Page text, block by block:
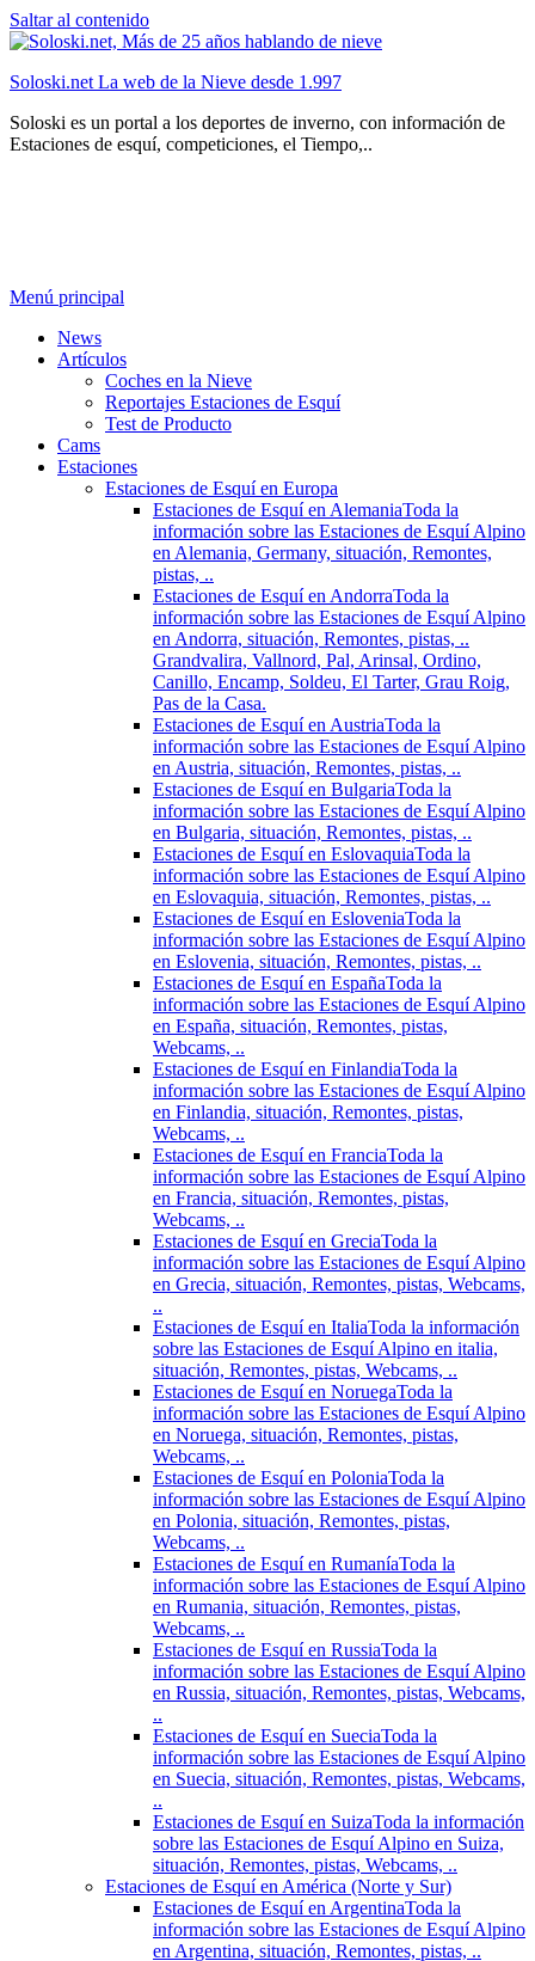
Saltar al contenido
Soloski.net La web de la Nieve desde 1.997
Soloski es un portal a los deportes de inverno, con información de
Estaciones de esquí, competiciones, el Tiempo,..
Menú principal
News
Artículos
Coches en la Nieve
Reportajes Estaciones de Esquí
Test de Producto
Cams
Estaciones
Estaciones de Esquí en Europa
Estaciones de Esquí en AlemaniaToda la
información sobre las Estaciones de Esquí Alpino
en Alemania, Germany, situación, Remontes,
pistas, ..
Estaciones de Esquí en AndorraToda la
información sobre las Estaciones de Esquí Alpino
en Andorra, situación, Remontes, pistas, ..
Grandvalira, Vallnord, Pal, Arinsal, Ordino,
Canillo, Encamp, Soldeu, El Tarter, Grau Roig,
Pas de la Casa.
Estaciones de Esquí en AustriaToda la
información sobre las Estaciones de Esquí Alpino
en Austria, situación, Remontes, pistas, ..
Estaciones de Esquí en BulgariaToda la
información sobre las Estaciones de Esquí Alpino
en Bulgaria, situación, Remontes, pistas, ..
Estaciones de Esquí en EslovaquiaToda la
información sobre las Estaciones de Esquí Alpino
en Eslovaquia, situación, Remontes, pistas, ..
Estaciones de Esquí en EsloveniaToda la
información sobre las Estaciones de Esquí Alpino
en Eslovenia, situación, Remontes, pistas, ..
Estaciones de Esquí en EspañaToda la
información sobre las Estaciones de Esquí Alpino
en España, situación, Remontes, pistas,
Webcams, ..
Estaciones de Esquí en FinlandiaToda la
información sobre las Estaciones de Esquí Alpino
en Finlandia, situación, Remontes, pistas,
Webcams, ..
Estaciones de Esquí en FranciaToda la
información sobre las Estaciones de Esquí Alpino
en Francia, situación, Remontes, pistas,
Webcams, ..
Estaciones de Esquí en GreciaToda la
información sobre las Estaciones de Esquí Alpino
en Grecia, situación, Remontes, pistas, Webcams,
..
Estaciones de Esquí en ItaliaToda la información
sobre las Estaciones de Esquí Alpino en italia,
situación, Remontes, pistas, Webcams, ..
Estaciones de Esquí en NoruegaToda la
información sobre las Estaciones de Esquí Alpino
en Noruega, situación, Remontes, pistas,
Webcams, ..
Estaciones de Esquí en PoloniaToda la
información sobre las Estaciones de Esquí Alpino
en Polonia, situación, Remontes, pistas,
Webcams, ..
Estaciones de Esquí en RumaníaToda la
información sobre las Estaciones de Esquí Alpino
en Rumania, situación, Remontes, pistas,
Webcams, ..
Estaciones de Esquí en RussiaToda la
información sobre las Estaciones de Esquí Alpino
en Russia, situación, Remontes, pistas, Webcams,
..
Estaciones de Esquí en SueciaToda la
información sobre las Estaciones de Esquí Alpino
en Suecia, situación, Remontes, pistas, Webcams,
..
Estaciones de Esquí en SuizaToda la información
sobre las Estaciones de Esquí Alpino en Suiza,
situación, Remontes, pistas, Webcams, ..
Estaciones de Esquí en América (Norte y Sur)
Estaciones de Esquí en ArgentinaToda la
información sobre las Estaciones de Esquí Alpino
en Argentina, situación, Remontes, pistas, ..